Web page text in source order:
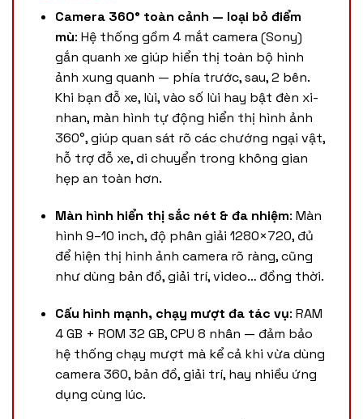
Camera 360° toàn cảnh — loại bỏ điểm
mù: Hệ thống gồm 4 mắt camera (Sony)
gắn quanh xe giúp hiển thị toàn bộ hình
ảnh xung quanh — phía trước, sau, 2 bên.
Khi bạn đỗ xe, lùi, vào số lùi hay bật đèn xi-
nhan, màn hình tự động hiển thị hình ảnh
360°, giúp quan sát rõ các chướng ngại vật,
hỗ trợ đỗ xe, di chuyển trong không gian
hẹp an toàn hơn.
Màn hình hiển thị sắc nét & đa nhiệm: Màn
hình 9–10 inch, độ phân giải 1280×720, đủ
để hiện thị hình ảnh camera rõ ràng, cũng
như dùng bản đồ, giải trí, video… đồng thời.
Cấu hình mạnh, chạy mượt đa tác vụ: RAM
4 GB + ROM 32 GB, CPU 8 nhân — đảm bảo
hệ thống chạy mượt mà kể cả khi vừa dùng
camera 360, bản đồ, giải trí, hay nhiều ứng
dụng cùng lúc.